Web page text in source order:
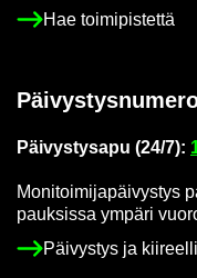
Hae toi­mi­pis­tet­tä
Päi­vys­tys­a­pu (24/7):
Mo­ni­toi­mi­ja­päi­vys­tys
pauk­sis­sa ym­pä­ri
Päi­vys­tys ja